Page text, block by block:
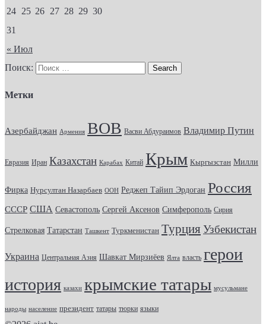
« Июл
24 25 26 27 28 29 30
31
Поиск:
Метки
Азербайджан Армения ВОВ Васви Абдураимов Владимир Путин
Евразия Иран Казахстан Карабах Китай Крым Кыргызстан Милли
Фирка Нурсултан Назарбаев ООН Реджеп Тайип Эрдоган Россия
СССР США Севастополь Сергей Аксенов Симферополь Сирия
Стрелковая Татарстан Ташкент Туркменистан Турция Узбекистан
Украина Центральная Азия Шавкат Мирзиёев Ялта власть герои
история казахи крымские татары мусульмане
народы население президент татары тюрки языки